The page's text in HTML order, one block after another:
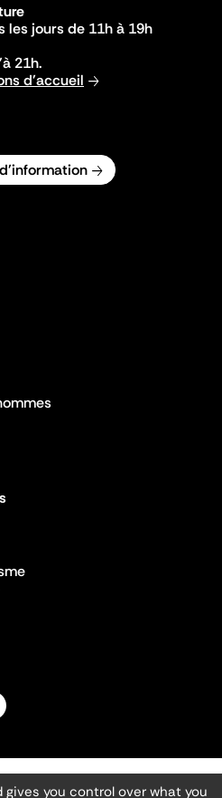
les jours de 11h à 19h
21h.
d'accueil
légales
you control over what you